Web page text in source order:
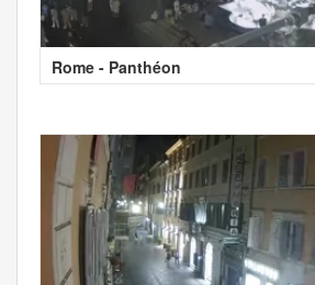
Rome - Panthéon